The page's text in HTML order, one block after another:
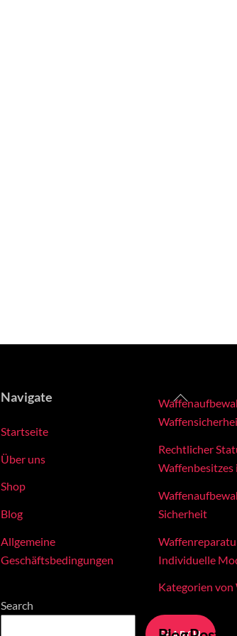
Back
Navigate
Startseite
Über uns
Shop
Blog
Allgemeine
Geschäftsbedingungen
Search
Rechtlicher
Waffenbesitzes
Sicherheit
Individuelle
Kategorien von